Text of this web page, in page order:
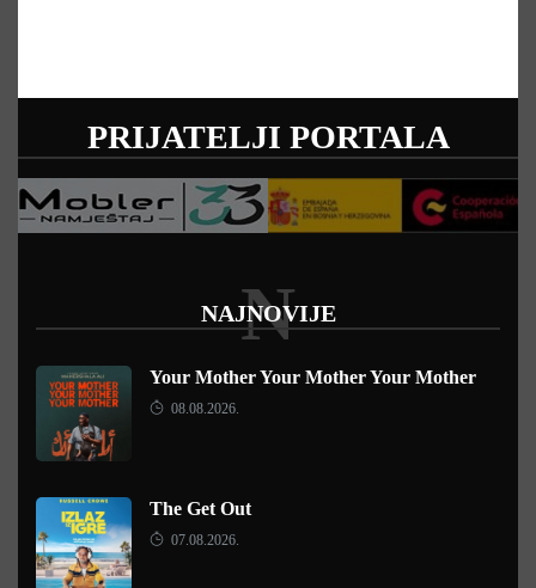
PRIJATELJI PORTALA
NAJNOVIJE
N
Your Mother Your Mother Your Mother
08.08.2026.
The Get Out
07.08.2026.